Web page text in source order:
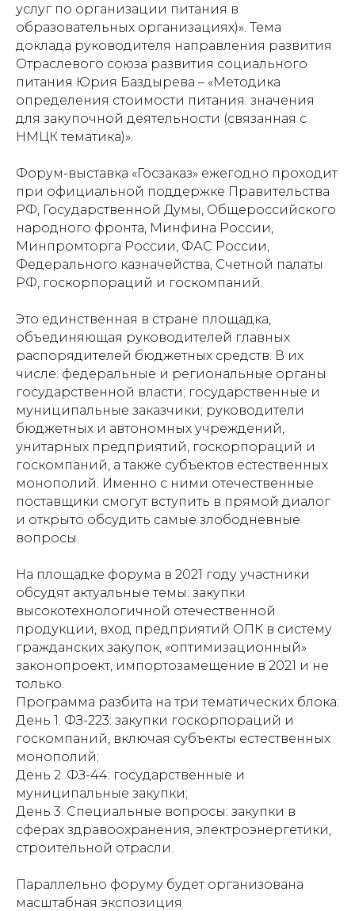
услуг по организации питания в
образовательных организациях)». Тема
доклада руководителя направления развития
Отраслевого союза развития социального
питания Юрия Баздырева – «Методика
определения стоимости питания: значения
для закупочной деятельности (связанная с
НМЦК тематика)».
Форум-выставка «Госзаказ» ежегодно проходит
при официальной поддержке Правительства
РФ, Государственной Думы, Общероссийского
народного фронта, Минфина России,
Минпромторга России, ФАС России,
Федерального казначейства, Счетной палаты
РФ, госкорпораций и госкомпаний.
Это единственная в стране площадка,
объединяющая руководителей главных
распорядителей бюджетных средств. В их
числе: федеральные и региональные органы
государственной власти; государственные и
муниципальные заказчики; руководители
бюджетных и автономных учреждений,
унитарных предприятий, госкорпораций и
госкомпаний, а также субъектов естественных
монополий. Именно с ними отечественные
поставщики смогут вступить в прямой диалог
и открыто обсудить самые злободневные
вопросы.
На площадке форума в 2021 году участники
обсудят актуальные темы: закупки
высокотехнологичной отечественной
продукции, вход предприятий ОПК в систему
гражданских закупок, «оптимизационный»
законопроект, импортозамещение в 2021 и не
только.
Программа разбита на три тематических блока:
День 1. ФЗ-223: закупки госкорпораций и
госкомпаний, включая субъекты естественных
монополий;
День 2. ФЗ-44: государственные и
муниципальные закупки;
День 3. Специальные вопросы: закупки в
сферах здравоохранения, электроэнергетики,
строительной отрасли.
Параллельно форуму будет организована
масштабная экспозиция